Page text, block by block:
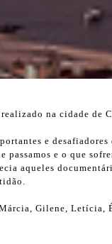
na cidade de
e
e o que
aqueles
Gilene, Letícia,